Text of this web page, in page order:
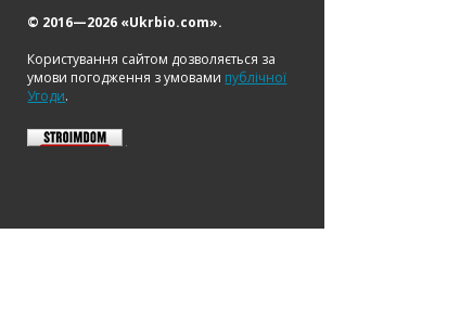
© 2016—2026 «Ukrbio.com».
Користування сайтом дозволяється за
умови погодження з умовами публічної
Угоди.